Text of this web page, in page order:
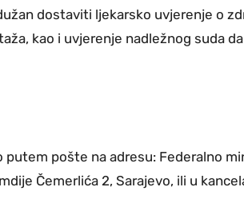
dostaviti ljekarsko uvjerenje o
kao i uvjerenje nadležnog suda
pošte na adresu: Federalno
Čemerlića 2, Sarajevo, ili u